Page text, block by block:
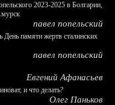
2023-2025 в Болгарии,
павел попельский
памяти жертв сталинских
павел попельский
Евгений Афанасьев
и что делать?
Олег Паньков